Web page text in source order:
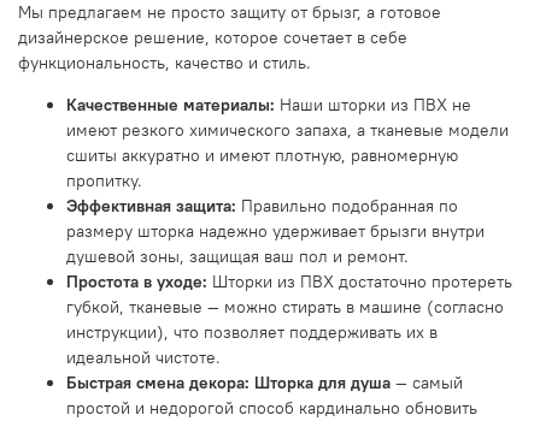
Мы предлагаем не просто защиту от брызг, а готовое
дизайнерское решение, которое сочетает в себе
функциональность, качество и стиль.
Качественные материалы: Наши шторки из ПВХ не
имеют резкого химического запаха, а тканевые модели
сшиты аккуратно и имеют плотную, равномерную
пропитку.
Эффективная защита: Правильно подобранная по
размеру шторка надежно удерживает брызги внутри
душевой зоны, защищая ваш пол и ремонт.
Простота в уходе: Шторки из ПВХ достаточно протереть
губкой, тканевые — можно стирать в машине (согласно
инструкции), что позволяет поддерживать их в
идеальной чистоте.
Быстрая смена декора: Шторка для душа — самый
простой и недорогой способ кардинально обновить